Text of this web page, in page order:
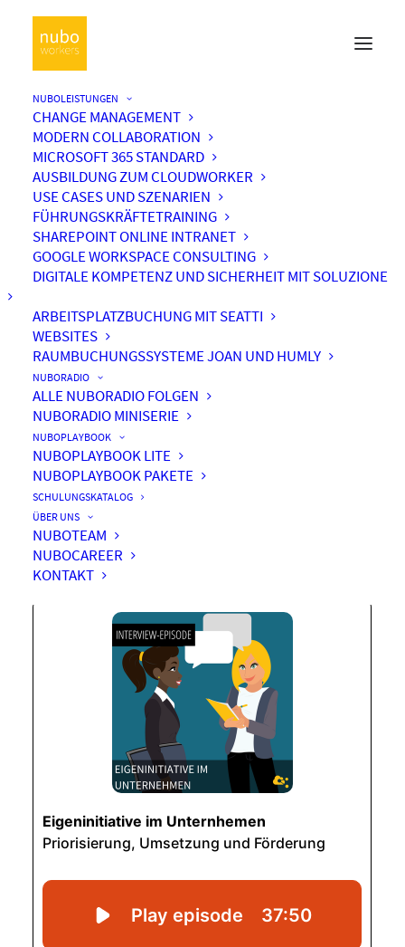
NUBOLEISTUNGEN
CHANGE MANAGEMENT
MODERN COLLABORATION
MICROSOFT 365 STANDARD
AUSBILDUNG ZUM CLOUDWORKER
USE CASES UND SZENARIEN
FÜHRUNGSKRÄFTETRAINING
SHAREPOINT ONLINE INTRANET
GOOGLE WORKSPACE CONSULTING
DIGITALE KOMPETENZ UND SICHERHEIT MIT SOLUZIONE
ARBEITSPLATZBUCHUNG MIT SEATTI
WEBSITES
RAUMBUCHUNGSSYSTEME JOAN UND HUMLY
NUBORADIO
ALLE NUBORADIO FOLGEN
NUBORADIO MINISERIE
NUBOPLAYBOOK
NUBOPLAYBOOK LITE
NUBOPLAYBOOK PAKETE
SCHULUNGSKATALOG
ÜBER UNS
NUBOTEAM
NUBOCAREER
KONTAKT
Eigeninitiative im
Unternehmen